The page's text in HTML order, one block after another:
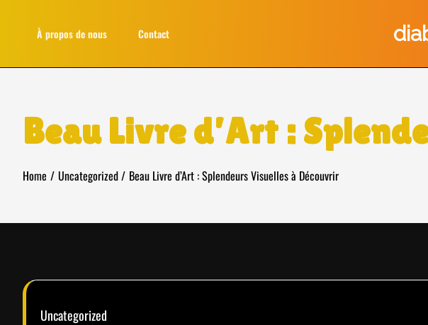
À propos de nous Contact
Beau Livre d’Art :
Home Uncategorized Beau Livre d’Art : Splendeurs Visuelles à Découvrir
Uncategorized